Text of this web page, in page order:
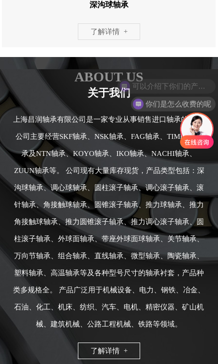
深沟球轴承
了解详情 +
ABOUT US
关于我们
上海昌润轴承有限公司是一家专业从事销售进口轴承的公司,
公司主要经营SKF轴承、NSK轴承、FAG轴承、TIMKEN轴
承及NTN轴承、KOYO轴承、IKO轴承、NACHI轴承、
ZUUN轴承等。 公司现有大量库存现货，产品类型包括：深
沟球轴承、调心球轴承、圆柱滚子轴承、调心滚子轴承、滚
针轴承、角接触球轴承、圆锥滚子轴承、推力球轴承、推力
角接触球轴承、推力圆锥滚子轴承、推力调心滚子轴承、圆
柱滚子轴承、外球面轴承、带座外球面球轴承、关节轴承、
万向节轴承、组合轴承、直线轴承、微型轴承、陶瓷轴承、
塑料轴承、高温轴承等及各种型号尺寸的轴承衬套，产品种
类多规格全。 产品广泛用于机械设备、电力、钢铁、冶金、
石油、化工、机床、纺织、汽车、电机、精密仪器、矿山机
械、建筑机械、公路工程机械、铁路等领域。
了解详情 +
你们是怎么收费的呢